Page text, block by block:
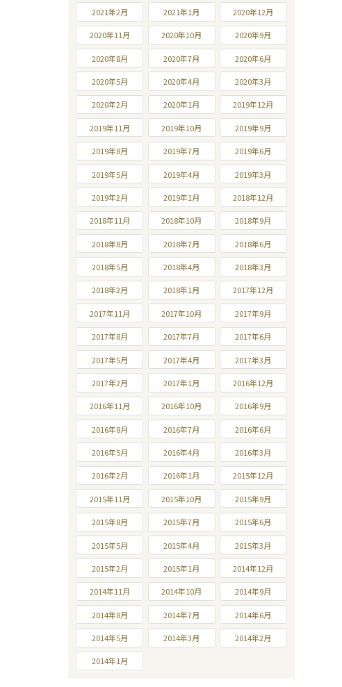
2021年2月 2021年1月 2020年12月
2020年11月 2020年10月 2020年9月
2020年8月 2020年7月 2020年6月
2020年5月 2020年4月 2020年3月
2020年2月 2020年1月 2019年12月
2019年11月 2019年10月 2019年9月
2019年8月 2019年7月 2019年6月
2019年5月 2019年4月 2019年3月
2019年2月 2019年1月 2018年12月
2018年11月 2018年10月 2018年9月
2018年8月 2018年7月 2018年6月
2018年5月 2018年4月 2018年3月
2018年2月 2018年1月 2017年12月
2017年11月 2017年10月 2017年9月
2017年8月 2017年7月 2017年6月
2017年5月 2017年4月 2017年3月
2017年2月 2017年1月 2016年12月
2016年11月 2016年10月 2016年9月
2016年8月 2016年7月 2016年6月
2016年5月 2016年4月 2016年3月
2016年2月 2016年1月 2015年12月
2015年11月 2015年10月 2015年9月
2015年8月 2015年7月 2015年6月
2015年5月 2015年4月 2015年3月
2015年2月 2015年1月 2014年12月
2014年11月 2014年10月 2014年9月
2014年8月 2014年7月 2014年6月
2014年5月 2014年3月 2014年2月
2014年1月